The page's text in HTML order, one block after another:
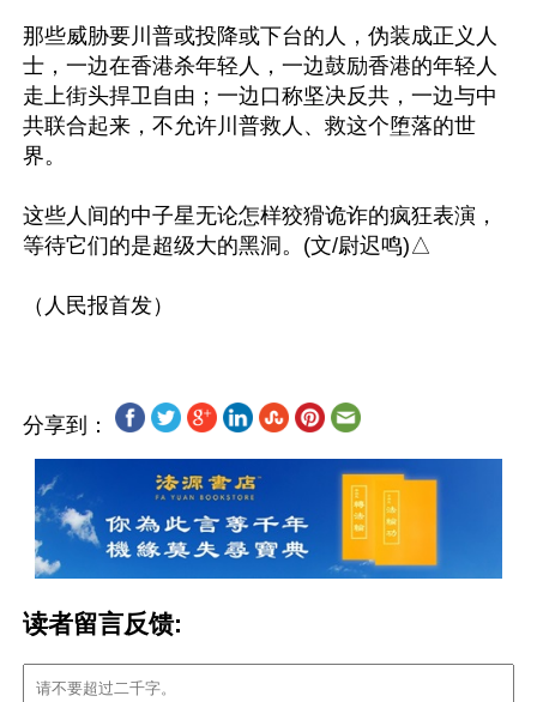
那些威胁要川普或投降或下台的人，伪装成正义人
士，一边在香港杀年轻人，一边鼓励香港的年轻人
走上街头捍卫自由；一边口称坚决反共，一边与中
共联合起来，不允许川普救人、救这个堕落的世
界。
这些人间的中子星无论怎样狡猾诡诈的疯狂表演，
等待它们的是超级大的黑洞。(文/尉迟鸣)△
分享到：
读者留言反馈: